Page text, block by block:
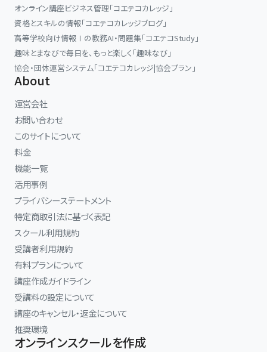
オンライン講座ビジネス管理「コエテコカレッジ」
資格とスキルの情報「コエテコカレッジブログ」
高等学校向け情報Ⅰの教務AI・問題集「コエテコStudy」
趣味とまなびで毎日を、もっと楽しく「趣味なび」
協会・団体運営システム「コエテコカレッジ|協会プラン」
About
運営会社
お問い合わせ
このサイトについて
料金
機能一覧
活用事例
プライバシーステートメント
特定商取引法に基づく表記
スクール利用規約
受講者利用規約
有料プランについて
講座作成ガイドライン
受講料の設定について
講座のキャンセル・返金について
推奨環境
オンラインスクールを作成